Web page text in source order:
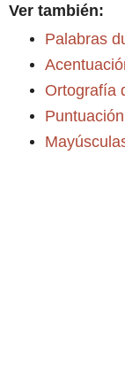
Ver también:
Palabras
Ortografía
Puntuación